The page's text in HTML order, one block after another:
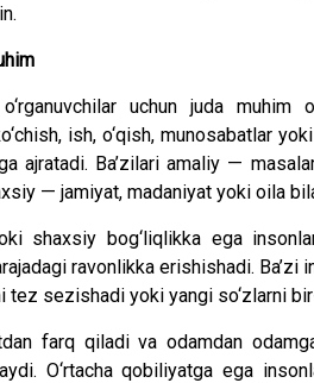
uchun juda
ish, o‘qish, munosabatlar
ajratadi. Ba’zilari amaliy —
— jamiyat, madaniyat yoki oila
shaxsiy bog‘liqlikka ega
ravonlikka erishishadi.
tez sezishadi yoki yangi so‘zlarni
farq qiladi va odamdan
O‘rtacha qobiliyatga ega